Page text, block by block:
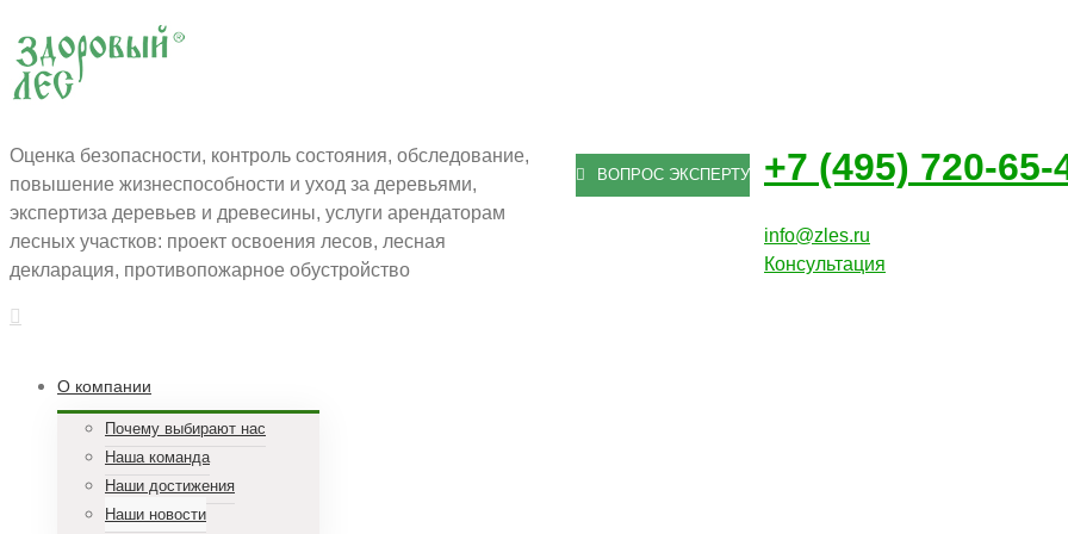
Оценка безопасности, контроль состояния, обследование,
повышение жизнеспособности и уход за деревьями,
экспертиза деревьев и древесины, услуги арендаторам
лесных участков: проект освоения лесов, лесная
декларация, противопожарное обустройство
ВОПРОС ЭКСПЕРТУ +7 (495) 720-65-
info@zles.ru
Консультация
О компании
Почему выбирают нас
Наша команда
Наши достижения
Наши новости